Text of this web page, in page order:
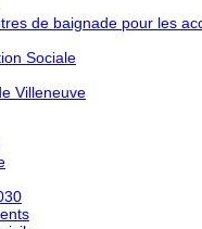
de baignade pour les
Sociale
Villeneuve